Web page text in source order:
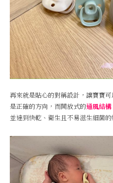
再來就是貼心的對稱設計，讓寶寶可
是正確的方向，而開放式的通風結構
並達到快乾、衛生且不易滋生細菌